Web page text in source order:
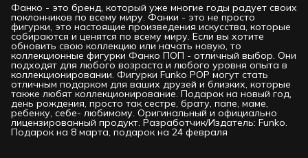
Фанко - это бренд, который уже многие годы радует своих
поклонников по всему миру. Фанки - это не просто
фигурки, это настоящие произведения искусства, которые
собираются и ценятся по всему миру. Если вы хотите
обновить свою коллекцию или начать новую, то
коллекционные фигурки Фанко ПОП - отличный выбор. Они
подходят для любого возраста и любого уровня опыта в
коллекционировании. Фигурки Funko РОР могут стать
отличным подарком для ваших друзей и близких, которые
также любят коллекционирование. Подарок на новый год,
день рождения, просто так сестре, брату, папе, маме,
ребенку, себе- любимому. Оригинальный и официально
лицензированный продукт. Разработчик/Издатель: Funko.
Подарок на 8 марта, подарок на 24 февраля